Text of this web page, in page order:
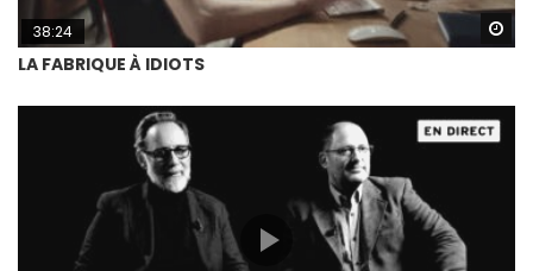
38:24
LA FABRIQUE À IDIOTS